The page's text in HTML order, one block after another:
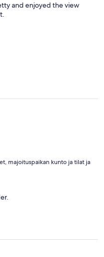
and enjoyed the view
majoituspaikan kunto ja tilat ja